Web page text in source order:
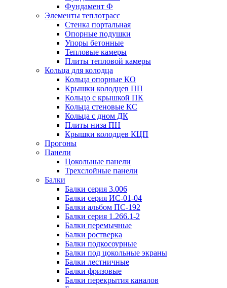
Фyндамент Ф
Элементы теплотрасс
Стенка портальная
Опорные подушки
Упоры бетонные
Тепловые камеры
Плиты тепловой камеры
Кольца для колодца
Кольца опорные КО
Крышки колодцев ПП
Кольцо с крышкой ПК
Кольца стеновые КС
Кольца с дном ДК
Плиты низа ПН
Крышки колодцев КЦП
Прогоны
Панели
Цокольные панели
Трехслойные панели
Балки
Балки серия 3.006
Балки серия ИС-01-04
Балки альбом ПС-192
Балки серия 1.266.1-2
Балки перемычные
Балки ростверка
Балки подкосоурные
Балки под цокольные экраны
Балки лестничные
Балки фризовые
Балки перекрытия каналов